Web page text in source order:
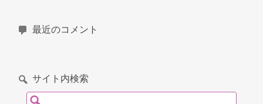
最近のコメント
サイト内検索
検索: